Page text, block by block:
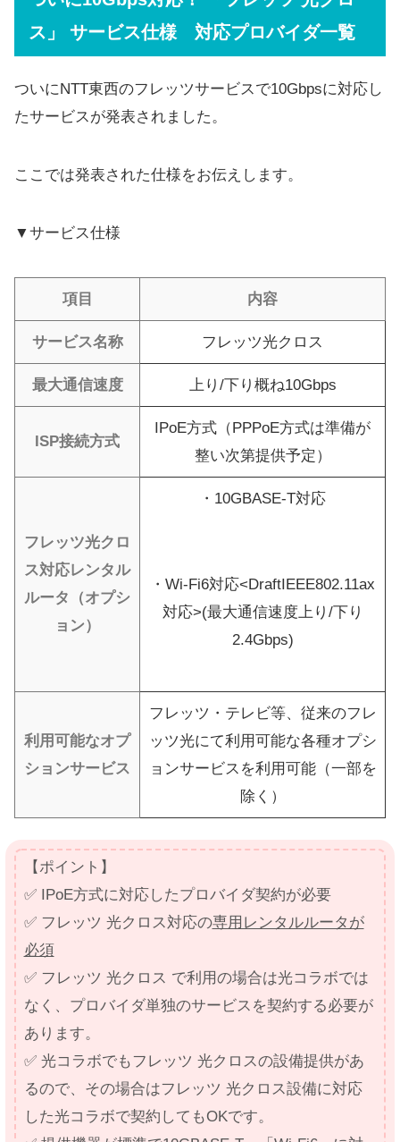
ス」 サービス仕様 対応プロバイダ一覧
ついにNTT東西のフレッツサービスで10Gbpsに対応し
たサービスが発表されました。
ここでは発表された仕様をお伝えします。
▼サービス仕様
項目 内容
サービス名称 フレッツ光クロス
最大通信速度 上り/下り概ね10Gbps
ISP接続方式
IPoE方式（PPPoE方式は準備が
整い次第提供予定）
フレッツ光クロ
ス対応レンタル
ルータ（オプシ
ョン）
・10GBASE-T対応
・Wi-Fi6対応<DraftIEEE802.11ax
対応>(最大通信速度上り/下り
2.4Gbps)
利用可能なオプ
ションサービス
フレッツ・テレビ等、従来のフレ
ッツ光にて利用可能な各種オプシ
ョンサービスを利用可能（一部を
除く）
【ポイント】
✅ IPoE方式に対応したプロバイダ契約が必要
✅ フレッツ 光クロス対応の専用レンタルルータが
必須
✅ フレッツ 光クロス で利用の場合は光コラボでは
なく、プロバイダ単独のサービスを契約する必要が
あります。
✅ 光コラボでもフレッツ 光クロスの設備提供があ
るので、その場合はフレッツ 光クロス設備に対応
した光コラボで契約してもOKです。